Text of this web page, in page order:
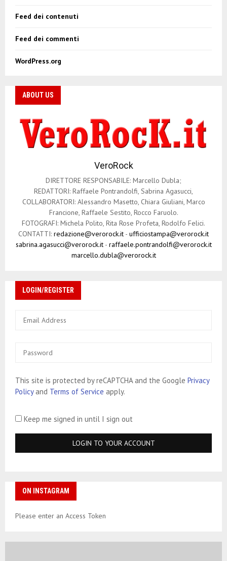
Feed dei contenuti
Feed dei commenti
WordPress.org
ABOUT US
VeroRock
DIRETTORE RESPONSABILE: Marcello Dubla;
REDATTORI: Raffaele Pontrandolfi, Sabrina Agasucci,
COLLABORATORI: Alessandro Masetto, Chiara Giuliani, Marco
Francione, Raffaele Sestito, Rocco Faruolo.
FOTOGRAFI: Michela Polito, Rita Rose Profeta, Rodolfo Felici.
CONTATTI: redazione@verorock.it - ufficiostampa@verorock.it
sabrina.agasucci@verorock.it- raffaele.pontrandolfi@verorock.it
marcello.dubla@verorock.it
LOGIN/REGISTER
This site is protected by reCAPTCHA and the Google Privacy
Policyand Terms of Service apply.
Keep me signed in until I sign out
ON INSTAGRAM
Please enter an Access Token